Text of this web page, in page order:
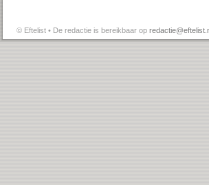
© Eftelist • De redactie is bereikbaar op